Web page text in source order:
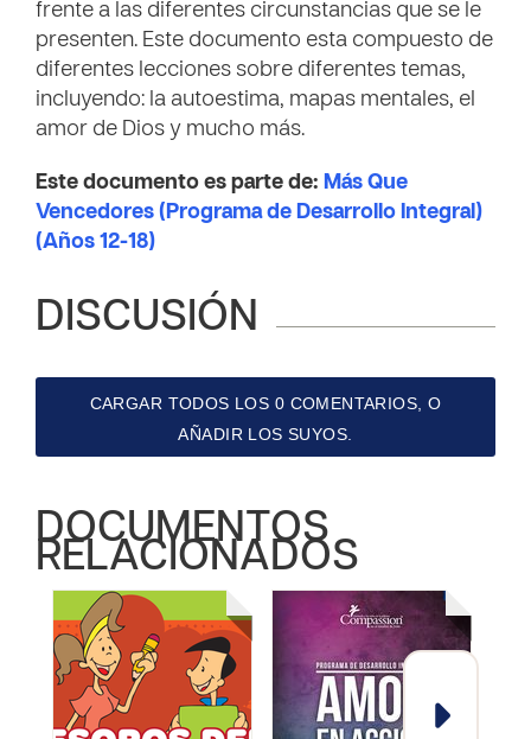
frente a las diferentes circunstancias que se le
presenten. Este documento esta compuesto de
diferentes lecciones sobre diferentes temas,
incluyendo: la autoestima, mapas mentales, el
amor de Dios y mucho más.
Este documento es parte de: Más Que
Vencedores (Programa de Desarrollo Integral)
(Años 12-18)
DISCUSIÓN
CARGAR TODOS LOS 0 COMENTARIOS, O
AÑADIR LOS SUYOS.
DOCUMENTOS
RELACIONADOS